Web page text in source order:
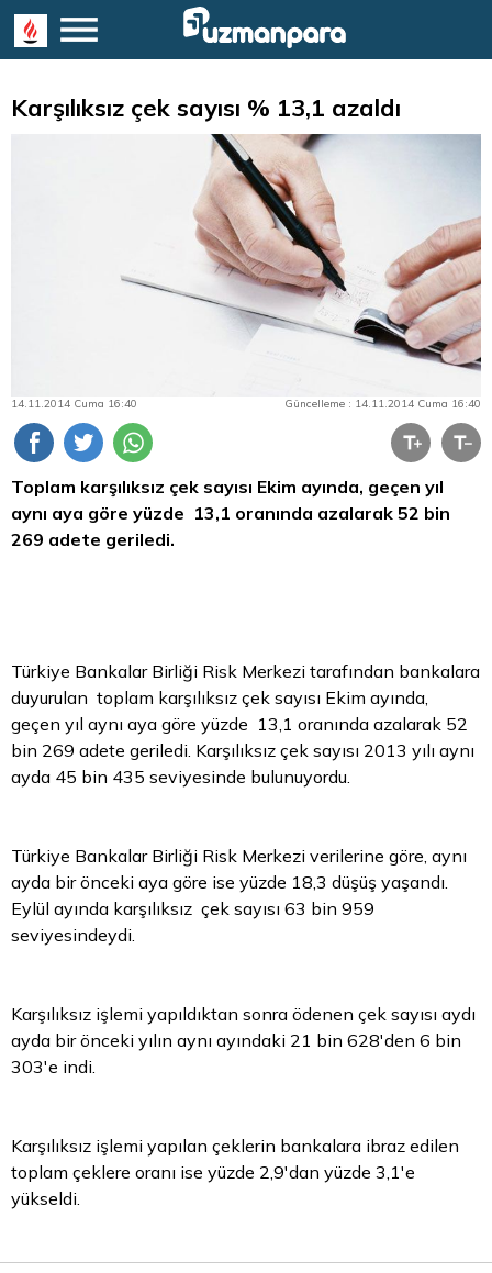
Karşılıksız çek sayısı % 13,1 azaldı
14.11.2014 Cuma 16:40 Güncelleme : 14.11.2014 Cuma 16:40
Toplam karşılıksız çek sayısı Ekim ayında, geçen yıl
aynı aya göre yüzde 13,1 oranında azalarak 52 bin
269 adete geriledi.
Türkiye Bankalar Birliği Risk Merkezi tarafından bankalara
duyurulan toplam karşılıksız çek sayısı Ekim ayında,
geçen yıl aynı aya göre yüzde 13,1 oranında azalarak 52
bin 269 adete geriledi. Karşılıksız çek sayısı 2013 yılı aynı
ayda 45 bin 435 seviyesinde bulunuyordu.
Türkiye Bankalar Birliği Risk Merkezi verilerine göre, aynı
ayda bir önceki aya göre ise yüzde 18,3 düşüş yaşandı.
Eylül ayında karşılıksız çek sayısı 63 bin 959
seviyesindeydi.
Karşılıksız işlemi yapıldıktan sonra ödenen çek sayısı aydı
ayda bir önceki yılın aynı ayındaki 21 bin 628'den 6 bin
303'e indi.
Karşılıksız işlemi yapılan çeklerin bankalara ibraz edilen
toplam çeklere oranı ise yüzde 2,9'dan yüzde 3,1'e
yükseldi.